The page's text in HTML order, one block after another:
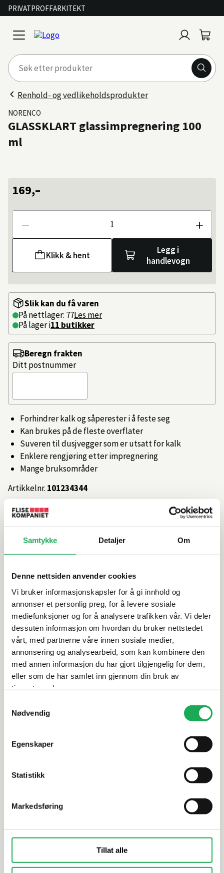
Samtykke Detaljer Om
Denne nettsiden anvender cookies
Vi bruker informasjonskapsler for å gi innhold og
annonser et personlig preg, for å levere sosiale
mediefunksjoner og for å analysere trafikken vår. Vi deler
dessuten informasjon om hvordan du bruker nettstedet
vårt, med partnerne våre innen sosiale medier,
annonsering og analysearbeid, som kan kombinere den
med annen informasjon du har gjort tilgjengelig for dem,
eller som de har samlet inn gjennom din bruk av
tjenestene deres.
Nødvendig
Egenskaper
Statistikk
Markedsføring
Tillat alle
PRIVATPROFFARKITEKT
open
menu
inn
Renhold- og vedlikeholdsprodukter
NORENCO
GLASSKLART glassimpregnering 100
ml
169,–
Antall
Klikk & hent
Legg i
handlevogn
Slik kan du få varen
På nettlager: 77Les mer
På lager i11 butikker
Forhindrer kalk og såperester i å feste seg
Kan brukes på de fleste overflater
Suveren til dusjvegger som er utsatt for kalk
Enklere rengjøring etter impregnering
Mange bruksområder
Artikkelnr. 101234344
Beregn frakten
Ditt postnummer
Produktinformasjon
Spesifikasjoner
Leveringsinformasjon
Dokumentasjon
Alternative produkter
FILA NORENCO